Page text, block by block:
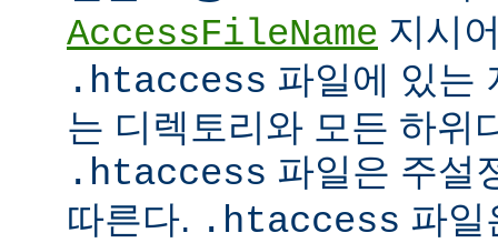
AccessFileName 지시
.htaccess 파일에 있는
는 디렉토리와 모든 하위
.htaccess 파일은 주설
따른다. .htaccess 파일